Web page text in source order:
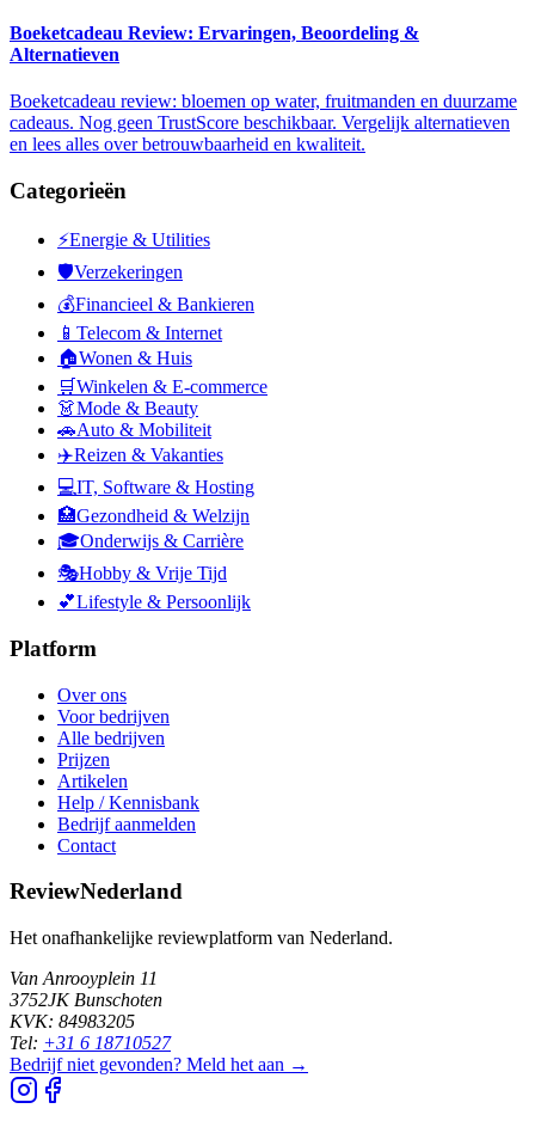
Boeketcadeau Review: Ervaringen, Beoordeling &
Alternatieven
Boeketcadeau review: bloemen op water, fruitmanden en duurzame
cadeaus. Nog geen TrustScore beschikbaar. Vergelijk alternatieven
en lees alles over betrouwbaarheid en kwaliteit.
Categorieën
⚡Energie & Utilities
🛡️Verzekeringen
💰Financieel & Bankieren
📱 Telecom & Internet
🏠Wonen & Huis
🛒Winkelen & E-commerce
👗Mode & Beauty
🚗Auto & Mobiliteit
✈️Reizen & Vakanties
💻IT, Software & Hosting
🏥Gezondheid & Welzijn
🎓Onderwijs & Carrière
🎭Hobby & Vrije Tijd
💕Lifestyle & Persoonlijk
Platform
Over ons
Voor bedrijven
Alle bedrijven
Prijzen
Artikelen
Help / Kennisbank
Bedrijf aanmelden
Contact
ReviewNederland
Het onafhankelijke reviewplatform van Nederland.
Van Anrooyplein 11
3752JK Bunschoten
KVK: 84983205
Tel: +31 6 18710527
Bedrijf niet gevonden? Meld het aan →